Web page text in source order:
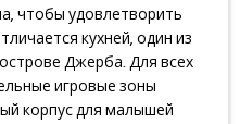
чтобы удовлетворить
кухней, один из
Джерба. Для всех
игровые зоны
корпус для малышей